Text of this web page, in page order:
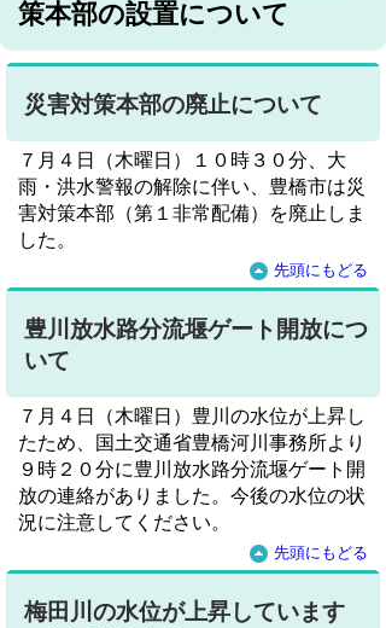
策本部の設置について
災害対策本部の廃止について
７月４日（木曜日）１０時３０分、大
雨・洪水警報の解除に伴い、豊橋市は災
害対策本部（第１非常配備）を廃止しま
した。
先頭にもどる
豊川放水路分流堰ゲート開放につ
いて
７月４日（木曜日）豊川の水位が上昇し
たため、国土交通省豊橋河川事務所より
９時２０分に豊川放水路分流堰ゲート開
放の連絡がありました。今後の水位の状
況に注意してください。
先頭にもどる
梅田川の水位が上昇しています